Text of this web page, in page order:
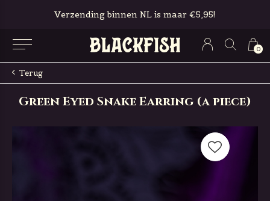
0
Verzending binnen NL is maar €5,95!
Terug
Green Eyed Snake Earring (a piece)